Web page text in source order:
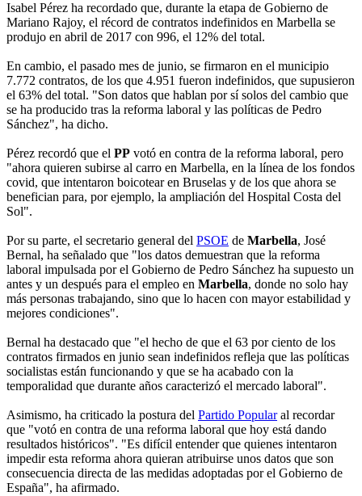
Isabel Pérez ha recordado que, durante la etapa de Gobierno de
Mariano Rajoy, el récord de contratos indefinidos en Marbella se
produjo en abril de 2017 con 996, el 12% del total.
En cambio, el pasado mes de junio, se firmaron en el municipio
7.772 contratos, de los que 4.951 fueron indefinidos, que supusieron
el 63% del total. "Son datos que hablan por sí solos del cambio que
se ha producido tras la reforma laboral y las políticas de Pedro
Sánchez", ha dicho.
Pérez recordó que el PP votó en contra de la reforma laboral, pero
"ahora quieren subirse al carro en Marbella, en la línea de los fondos
covid, que intentaron boicotear en Bruselas y de los que ahora se
benefician para, por ejemplo, la ampliación del Hospital Costa del
Sol".
Por su parte, el secretario general del PSOE de Marbella, José
Bernal, ha señalado que "los datos demuestran que la reforma
laboral impulsada por el Gobierno de Pedro Sánchez ha supuesto un
antes y un después para el empleo en Marbella, donde no solo hay
más personas trabajando, sino que lo hacen con mayor estabilidad y
mejores condiciones".
Bernal ha destacado que "el hecho de que el 63 por ciento de los
contratos firmados en junio sean indefinidos refleja que las políticas
socialistas están funcionando y que se ha acabado con la
temporalidad que durante años caracterizó el mercado laboral".
Asimismo, ha criticado la postura del Partido Popularal recordar
que "votó en contra de una reforma laboral que hoy está dando
resultados históricos". "Es difícil entender que quienes intentaron
impedir esta reforma ahora quieran atribuirse unos datos que son
consecuencia directa de las medidas adoptadas por el Gobierno de
España", ha afirmado.